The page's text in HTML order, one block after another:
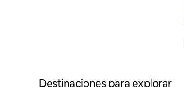
Destinaciones para explorar